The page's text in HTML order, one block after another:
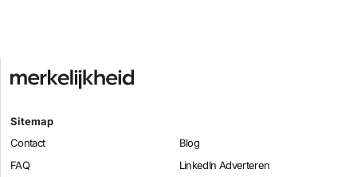
Sitemap
Contact
Blog
FAQ
LinkedIn Adverteren